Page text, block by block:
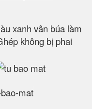
xanh vân búa làm
không bị phai